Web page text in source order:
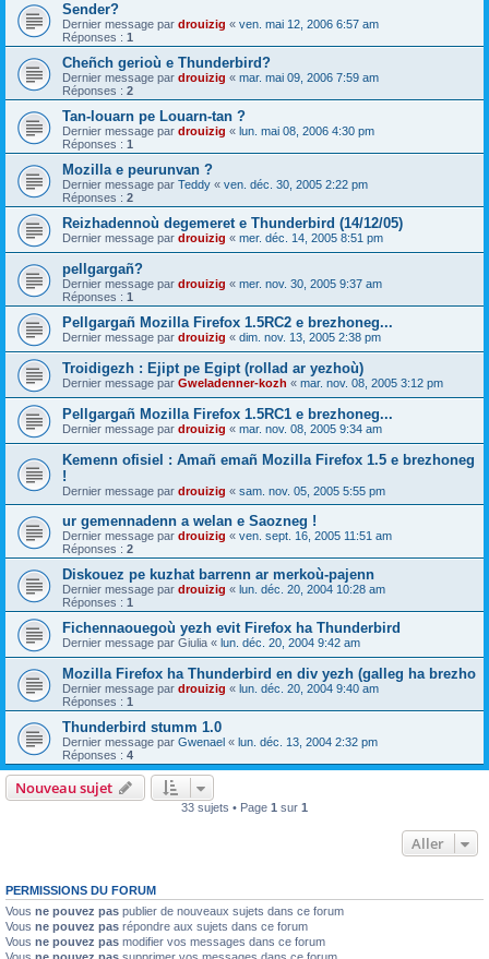
Sender?
Dernier message par drouizig « ven. mai 12, 2006 6:57 am
Réponses : 1
Cheñch gerioù e Thunderbird?
Dernier message par drouizig « mar. mai 09, 2006 7:59 am
Réponses : 2
Tan-louarn pe Louarn-tan ?
Dernier message par drouizig « lun. mai 08, 2006 4:30 pm
Réponses : 1
Mozilla e peurunvan ?
Dernier message par Teddy « ven. déc. 30, 2005 2:22 pm
Réponses : 2
Reizhadennoù degemeret e Thunderbird (14/12/05)
Dernier message par drouizig « mer. déc. 14, 2005 8:51 pm
pellgargañ?
Dernier message par drouizig « mer. nov. 30, 2005 9:37 am
Réponses : 1
Pellgargañ Mozilla Firefox 1.5RC2 e brezhoneg...
Dernier message par drouizig « dim. nov. 13, 2005 2:38 pm
Troidigezh : Ejipt pe Egipt (rollad ar yezhoù)
Dernier message par Gweladenner-kozh « mar. nov. 08, 2005 3:12 pm
Pellgargañ Mozilla Firefox 1.5RC1 e brezhoneg...
Dernier message par drouizig « mar. nov. 08, 2005 9:34 am
Kemenn ofisiel : Amañ emañ Mozilla Firefox 1.5 e brezhoneg
!
Dernier message par drouizig « sam. nov. 05, 2005 5:55 pm
ur gemennadenn a welan e Saozneg !
Dernier message par drouizig « ven. sept. 16, 2005 11:51 am
Réponses : 2
Diskouez pe kuzhat barrenn ar merkoù-pajenn
Dernier message par drouizig « lun. déc. 20, 2004 10:28 am
Réponses : 1
Fichennaouegoù yezh evit Firefox ha Thunderbird
Dernier message par Giulia « lun. déc. 20, 2004 9:42 am
Mozilla Firefox ha Thunderbird en div yezh (galleg ha brezho
Dernier message par drouizig « lun. déc. 20, 2004 9:40 am
Réponses : 1
Thunderbird stumm 1.0
Dernier message par Gwenael « lun. déc. 13, 2004 2:32 pm
Réponses : 4
Nouveau sujet
33 sujets • Page 1 sur 1
Aller
PERMISSIONS DU FORUM
Vous ne pouvez pas publier de nouveaux sujets dans ce forum
Vous ne pouvez pas répondre aux sujets dans ce forum
Vous ne pouvez pas modifier vos messages dans ce forum